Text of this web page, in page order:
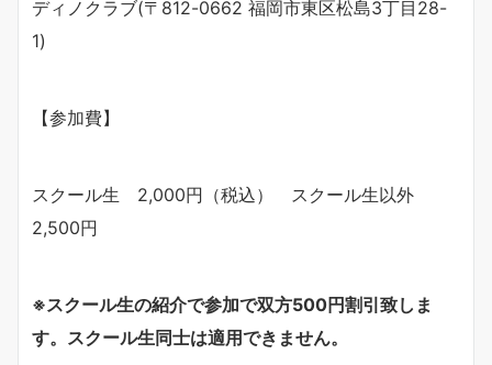
ディノクラブ(〒812-0662 福岡市東区松島3丁目28-
1)
【参加費】
スクール生 2,000円（税込） スクール生以外
2,500円
※スクール生の紹介で参加で双方500円割引致しま
す。スクール生同士は適用できません。